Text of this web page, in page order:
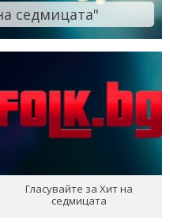
седмицата"
Гласувайте за Хит на
седмицата